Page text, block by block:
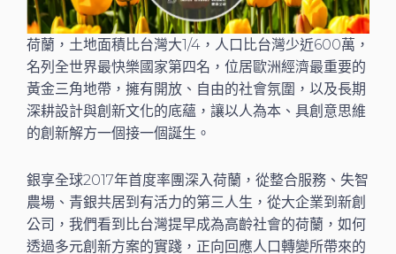
荷蘭，土地面積比台灣大1/4，人口比台灣少近600萬，
名列全世界最快樂國家第四名，位居歐洲經濟最重要的
黃金三角地帶，擁有開放、自由的社會氛圍，以及長期
深耕設計與創新文化的底蘊，讓以人為本、具創意思維
的創新解方一個接一個誕生。
銀享全球2017年首度率團深入荷蘭，從整合服務、失智
農場、青銀共居到有活力的第三人生，從大企業到新創
公司，我們看到比台灣提早成為高齡社會的荷蘭，如何
透過多元創新方案的實踐，正向回應人口轉變所帶來的